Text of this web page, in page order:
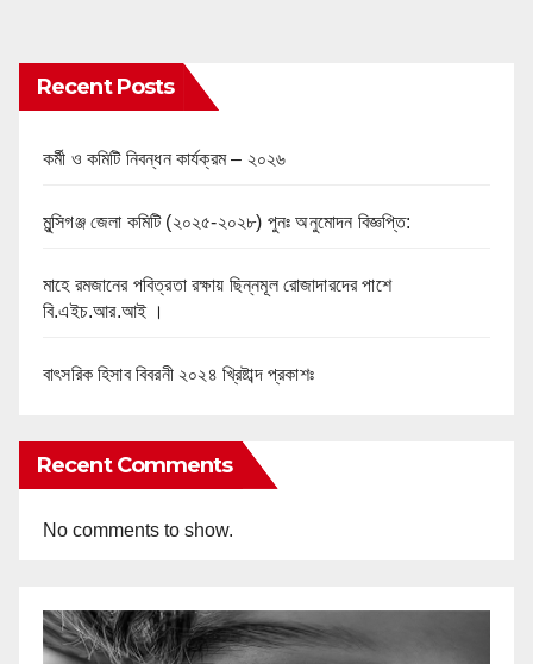
Recent Posts
কর্মী ও কমিটি নিবন্ধন কার্যক্রম – ২০২৬
মুন্সিগঞ্জ জেলা কমিটি (২০২৫-২০২৮) পুনঃ অনুমোদন বিজ্ঞপ্তি:
মাহে রমজানের পবিত্রতা রক্ষায় ছিন্নমূল রোজাদারদের পাশে
বি.এইচ.আর.আই ।
বাৎসরিক হিসাব বিবরনী ২০২৪ খ্রিষ্টাব্দ প্রকাশঃ
Recent Comments
No comments to show.